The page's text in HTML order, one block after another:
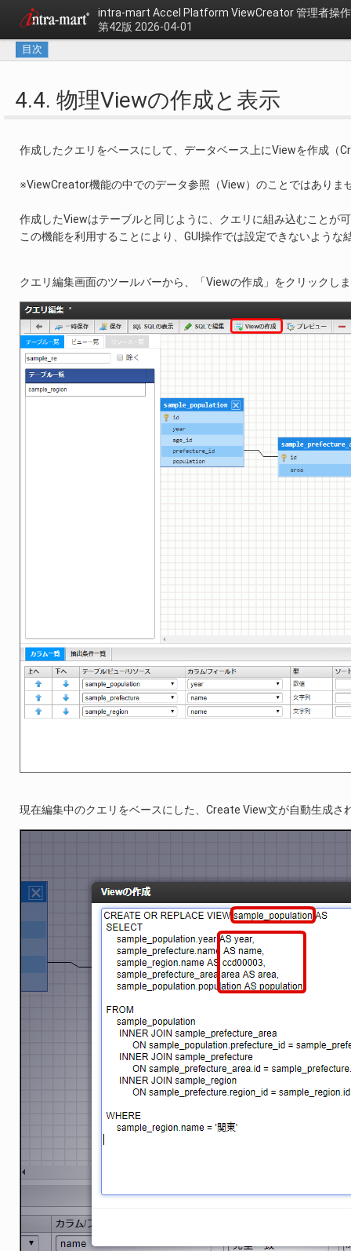
intra-mart Accel Platform ViewCreator 管理者操
第42版 2026-04-01
目次
4.4. 物理Viewの作成と表示
作成したクエリをベースにして、データベース上にViewを作成（
※ViewCreator機能の中でのデータ参照（View）のことではありま
作成したViewはテーブルと同じように、クエリに組み込むことが
この機能を利用することにより、GUI操作では設定できないよう
クエリ編集画面のツールバーから、「Viewの作成」をクリックし
現在編集中のクエリをベースにした、Create View文が自動生成さ